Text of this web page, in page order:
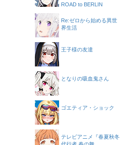
ROAD to BERLIN
Re:ゼロから始める異世
界生活
王子様の友達
となりの吸血鬼さん
ゴエティア・ショック
テレビアニメ『春夏秋冬